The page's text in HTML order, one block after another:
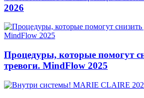
2026
Процедуры, которые помогут
тревоги. MindFlow 2025